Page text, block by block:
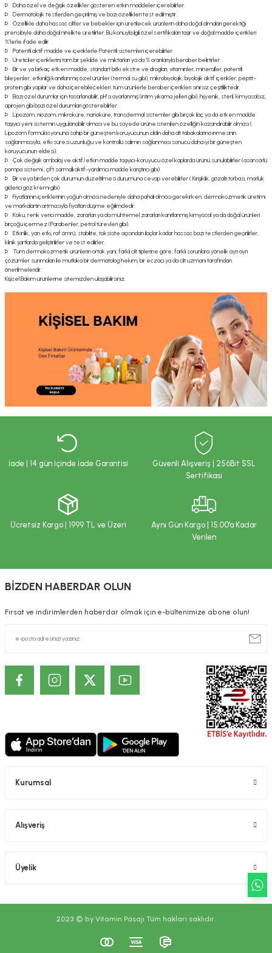
Þ Daha özel ve değişik özellikler gösteren etkin maddeler içerebilirler.
Þ Dermatolojik testlerden geçirilmiş ve bazı özellikleri test edilmiştir.
Þ Özellikle daha hassas ciltler ve bebekler için üretilecek ürünlerin daha doğal olmaları gerektiği
prensibiyle daha doğal nitelikte üretilirler. Bu konuyla ilgili özel sertifikaları taşır ve doğal madde içerikleri
%’lerle ifade edilir.
Þ Patentli aktif madde ve içeriklerle Patentli sistemleri içerebilirler.
Þ Üreticiler içeriklerini tam bir şekilde ve miktarları ya da % oranlarıyla beraber belirtirler.
Þ Bir ve ya birkaç etken madde, standart bitki ekstre ve drogları, vitaminler, mineraller, patentli
bileşenler, etkinliği kanıtlanmış özel ürünler (termal su gibi), mikrobiyolojik, biyolojik aktif içerikler, peptit-
protein gibi yapılar ve daha içerebilecekleri tüm ürünlerle beraber içerikleri sınırsız çeşitliliktedir.
Þ Bazı özel durumlar için tasarlanabilir, pH’sı ayarlanmış (intim yıkama jelleri gibi), hijyenik, steril, kimyasalsız,
apirojen gibi bazı özel durumları gösterebilirler.
Þ Lipozom, niozom, mikroküre, nanoküre, transdermal sistemler gibi birçok ilaç ya da etken madde
taşıyıcı yeni sistemin uygulanabilir olması ve bu sayede ürüne istenilen özelliğin kazandırabilir olması (
Lipozom formülasyonuna sahip bir güneşten koruyucunun cildin daha alt tabakalarına inmesinin
sağlanmasıyla, etki süresi uzunluğu ve kontrollü salımın sağlanması sonucu daha iyi bir güneşten
koruyucunun eldesi).
Þ Çok değişik ambalaj ve aktif/etkin madde taşıyıcı-koruyucu özel kaplarda ürünü sunulabilirler (asansörlü
pompa sistemi , çift sarmallı aktif-yardımcı madde karıştırıcı gibi).
Þ Bir veya birden çok durumun düzeltilmesi durumuna cevap verebilirler ( Kırışıklık, gözaltı torbası, morluk
giderici göz kremi gibi).
Þ Fiyatlarının içeriklerinin yoğun olması nedeniyle daha pahalı olması gerekirken, dermokozmetik üretimi
ve markalartın artmasıyla fiyatları düşme eğilimdedir.
Þ Koku, renk verici madde, zararları ya da muhtemel zararları kanıtlanmış kimyasal ya da doğal ürünleri
birçoğu içermez (Parabenler, petrol türevleri gibi).
Þ Etkinlik, yan etki, raf ömrü, stabilite, toksisite açısından ilaçlar kadar hassas bazı testlerden geçirilirler,
klinik şartlarda geliştirilirler ve test edilirler.
Þ Tüm dermokozmetik ürünlerin ortak yanı; farklı cilt tiplerine göre, farklı sorunlara yönelik ayrı ayrı
çözümler sunmaları ile mutlaka bir dermatolog hekim, bir eczacı ya da cilt uzmanı tarafından
önerilmeleridir.
Kişisel Bakım ürünlerine sitemizden ulaşabilirsiniz.
İade | 14 gün İçinde İade Garantisi
Güvenli Alışveriş | 256Bit SSL
Sertifikası
Ücretsiz Kargo | 1999 TL ve Üzeri
Aynı Gün Kargo | 15.00’a Kadar
Verilen
BİZDEN HABERDAR OLUN
Fırsat ve indirimlerden haberdar olmak için e-bültenimize abone olun!
Kurumsal
Alışveriş
Üyelik
2023 © by Vitamin Pasajı Tüm hakları saklıdır.